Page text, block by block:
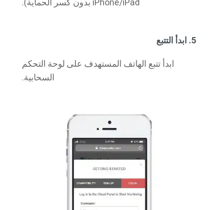
iPhone/iPad بدون كسر الحماية).
5. ابدأ التتبع
ابدأ تتبع الهاتف المستهدف على لوحة التحكم
السحابية.